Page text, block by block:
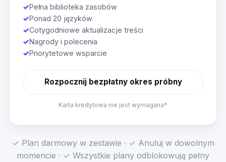
✓Pełna biblioteka zasobów
✓Ponad 20 języków
✓Cotygodniowe aktualizacje treści
✓Nagrody i polecenia
✓Priorytetowe wsparcie
Rozpocznij bezpłatny okres próbny
Karta kredytowa nie jest wymagana*
✓ Plan darmowy w zestawie · ✓ Anuluj w dowolnym
momencie · ✓ Wszystkie plany odblokowują pełny